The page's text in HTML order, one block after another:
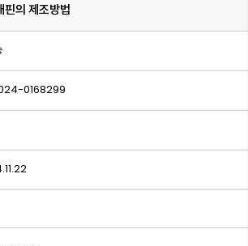
의 제조방법
0168299